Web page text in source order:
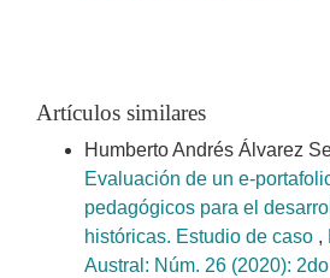
Artículos similares
Humberto Andrés Álvarez
Evaluación de un e-
pedagógicos para el
históricas. Estudio de caso ,
Austral: Núm. 26 (2020):